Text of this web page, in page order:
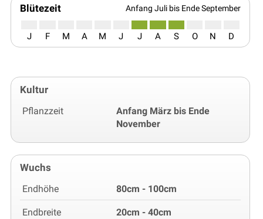
Blütezeit Anfang Juli bis Ende September
J F M A M J J A S O N D
Kultur
Pflanzzeit
Anfang März bis Ende
November
Wuchs
Endhöhe 80cm - 100cm
Endbreite 20cm - 40cm